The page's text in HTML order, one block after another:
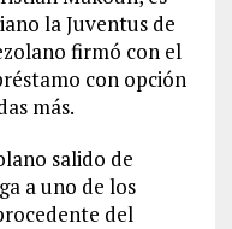
la Juventus de
firmó con el
con opción
más.
salido de
a uno de los
del